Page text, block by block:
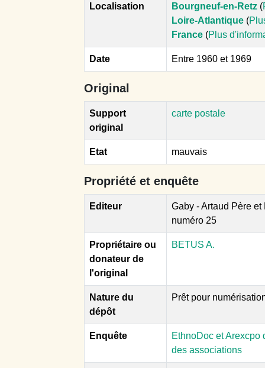
Localisation Bourgneuf-en-Retz (
Loire-Atlantique (
France (Plus
Date Entre 1960 et 1969
Original
Support
original
carte postale
Etat mauvais
Propriété et enquête
Editeur
Gaby - Artaud Père
numéro 25
Propriétaire ou
donateur de
l'original
BETUS A.
Nature du
dépôt
Prêt pour
Enquête
EthnoDoc et Arexcpo
des associations